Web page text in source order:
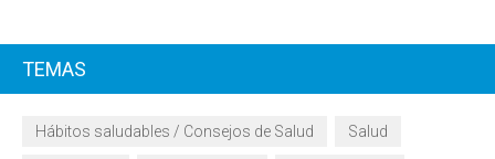
TEMAS
Hábitos saludables / Consejos de Salud Salud